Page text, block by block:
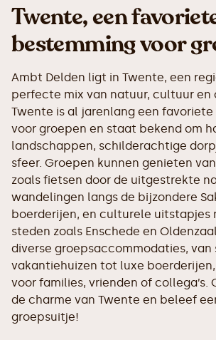
Twente, een
bestemming voor
Ambt Delden ligt in Twente, een
perfecte mix van natuur, cultuur en
Twente is al jarenlang een
voor groepen en staat bekend om
landschappen, schilderachtige
sfeer. Groepen kunnen genieten
zoals fietsen door de uitgestrekte
wandelingen langs de bijzondere
boerderijen, en culturele uitstapjes
steden zoals Enschede en
diverse groepsaccommodaties, van
vakantiehuizen tot luxe
voor families, vrienden of collega’s.
de charme van Twente en beleef
groepsuitje!